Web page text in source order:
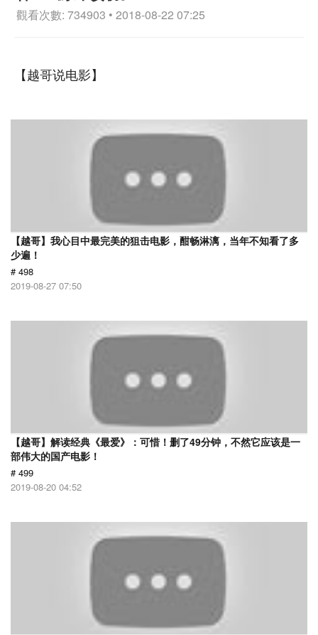
觀看次數: 734903 • 2018-08-22 07:25
【越哥说电影】
【越哥】我心目中最完美的狙击电影，酣畅淋漓，当年不知看了多
少遍！
# 498
2019-08-27 07:50
【越哥】解读经典《最爱》：可惜！删了49分钟，不然它应该是一
部伟大的国产电影！
# 499
2019-08-20 04:52